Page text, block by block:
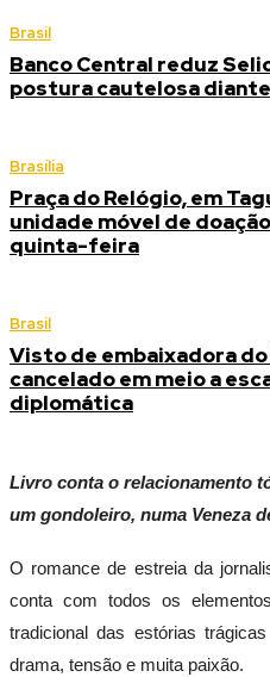
Brasil
Banco Central reduz
postura cautelosa
Brasília
Praça do Relógio, em
unidade móvel de
quinta-feira
Brasil
Visto de embaixadora do
cancelado em meio a
diplomática
Livro conta o relacionamento
um gondoleiro, numa Veneza
O romance de estreia da
conta com todos os
tradicional das estórias
drama, tensão e muita paixão.